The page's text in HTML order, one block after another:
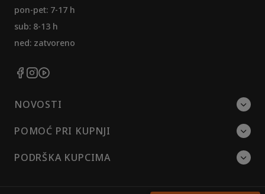
pon-pet: 7-17 h
sub: 8-13 h
ned: zatvoreno
NOVOSTI
POMOĆ PRI KUPNJI
PODRŠKA KUPCIMA